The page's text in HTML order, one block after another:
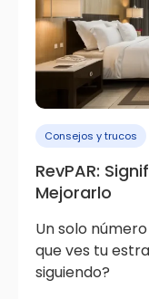
Consejos y trucos
RevPAR:
Mejorarlo
Un solo
que ves tu
siguiendo?